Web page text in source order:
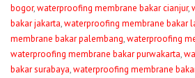
bogor,waterproofing membrane bakar cianjur,
bakar jakarta,waterproofing membrane bakar
membrane bakar palembang,waterproofing
waterproofing membrane bakar purwakarta,
bakar surabaya,waterproofing membrane